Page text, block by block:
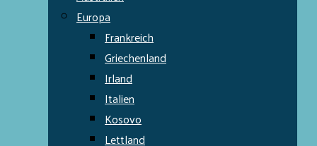
Europa
Frankreich
Griechenland
Irland
Italien
Kosovo
Lettland